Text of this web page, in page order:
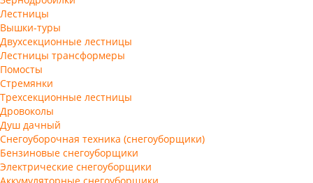
Лестницы
Вышки-туры
Двухсекционные лестницы
Лестницы трансформеры
Помосты
Стремянки
Трехсекционные лестницы
Дровоколы
Душ дачный
Снегоуборочная техника (снегоуборщики)
Бензиновые снегоуборщики
Электрические снегоуборщики